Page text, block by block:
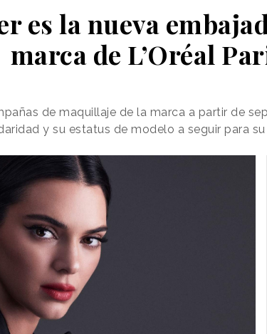
es la nueva
marca de L’Oréal
de maquillaje de la marca a partir de
y su estatus de modelo a seguir para